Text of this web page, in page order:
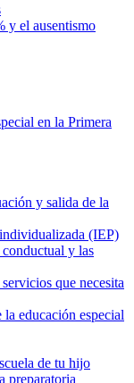
y el ausentismo
en la Primera
y salida de la
(IEP)
y las
que necesita
educación especial
de tu hijo
preparatoria